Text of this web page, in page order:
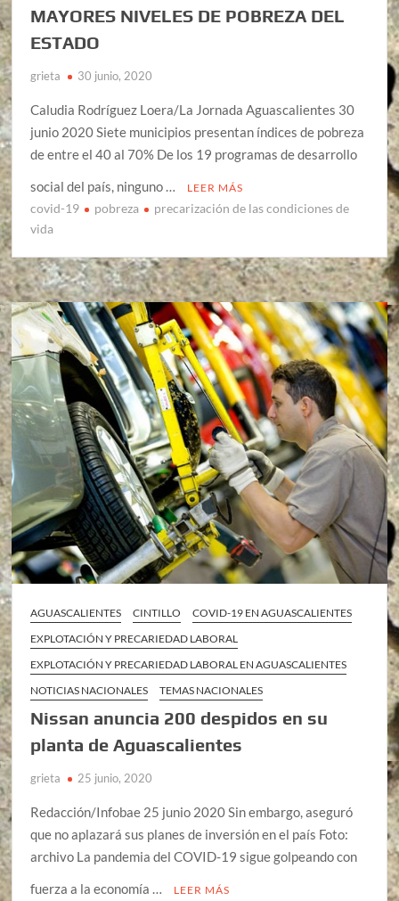
MAYORES NIVELES DE POBREZA DEL
ESTADO
grieta 30 junio, 2020
Caludia Rodríguez Loera/La Jornada Aguascalientes 30
junio 2020 Siete municipios presentan índices de pobreza
de entre el 40 al 70% De los 19 programas de desarrollo
social del país, ninguno …
LEER MÁS
covid-19 pobreza
precarización de las condiciones de
vida
AGUASCALIENTES CINTILLO
COVID-19 EN AGUASCALIENTES
EXPLOTACIÓN Y PRECARIEDAD LABORAL
EXPLOTACIÓN Y PRECARIEDAD LABORAL EN AGUASCALIENTES
NOTICIAS NACIONALES
TEMAS NACIONALES
Nissan anuncia 200 despidos en su
planta de Aguascalientes
grieta 25 junio, 2020
Redacción/Infobae 25 junio 2020 Sin embargo, aseguró
que no aplazará sus planes de inversión en el país Foto:
archivo La pandemia del COVID-19 sigue golpeando con
fuerza a la economía …
LEER MÁS